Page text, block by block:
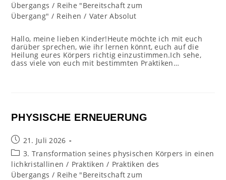
Übergangs / Reihe "Bereitschaft zum
Übergang" / Reihen / Vater Absolut
Hallo, meine lieben Kinder!Heute möchte ich mit euch
darüber sprechen, wie ihr lernen könnt, euch auf die
Heilung eures Körpers richtig einzustimmen.Ich sehe,
dass viele von euch mit bestimmten Praktiken…
PHYSISCHE ERNEUERUNG
Beitrag
veröffentlicht:
21. Juli 2026
Beitrags-
Kategorie:
3. Transformation seines physischen Körpers in einen
lichkristallinen / Praktiken / Praktiken des
Übergangs / Reihe "Bereitschaft zum